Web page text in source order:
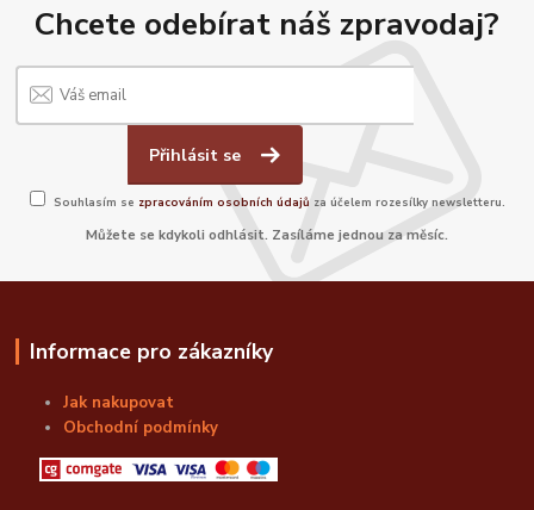
Chcete odebírat náš zpravodaj?
Přihlásit se
Souhlasím se zpracováním osobních údajů za účelem rozesílky newsletteru.
Můžete se kdykoli odhlásit. Zasíláme jednou za měsíc.
Informace pro zákazníky
Jak nakupovat
Obchodní podmínky